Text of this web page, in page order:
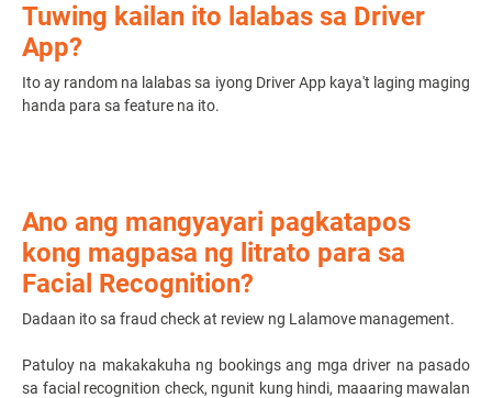
Tuwing kailan ito lalabas sa Driver
App?
Ito ay random na lalabas sa iyong Driver App kaya't laging maging
handa para sa feature na ito.
Ano ang mangyayari pagkatapos
kong magpasa ng litrato para sa
Facial Recognition?
Dadaan ito sa fraud check at review ng Lalamove management.
Patuloy na makakakuha ng bookings ang mga driver na pasado
sa facial recognition check, ngunit kung hindi, maaaring mawalan